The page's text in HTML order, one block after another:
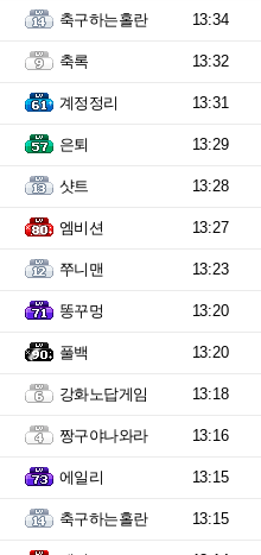
축구하는홀란 13:34
축록 13:32
계정정리 13:31
은퇴 13:29
샷트 13:28
엠비션 13:27
쭈니맨 13:23
똥꾸멍 13:20
풀백 13:20
강화노답게임 13:18
짱구야나와라 13:16
에일리 13:15
축구하는홀란 13:15